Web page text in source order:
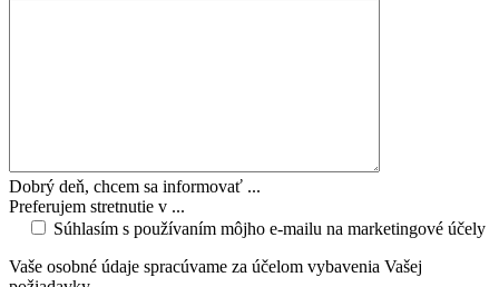
Dobrý deň, chcem sa informovať ...
Preferujem stretnutie v ...
Súhlasím s používaním môjho e-mailu na marketingové účely
Vaše osobné údaje spracúvame za účelom vybavenia Vašej